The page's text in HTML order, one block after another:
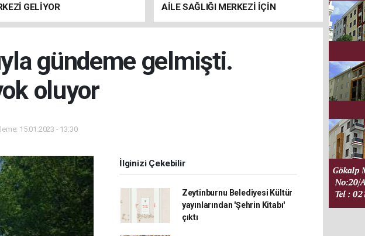
GELİYOR
AİLE SAĞLIĞI MERKEZİ İÇİN
HAZIRLIKLAR SÜRÜYOR
gündeme gelmişti.
oluyor
15.01.2023 - 13:30
İlginizi Çekebilir
Zeytinburnu Belediyesi Kültür
yayınlarından 'Şehrin Kitabı'
çıktı